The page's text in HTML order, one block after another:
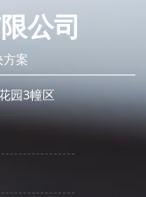
公司
案
园3幢区